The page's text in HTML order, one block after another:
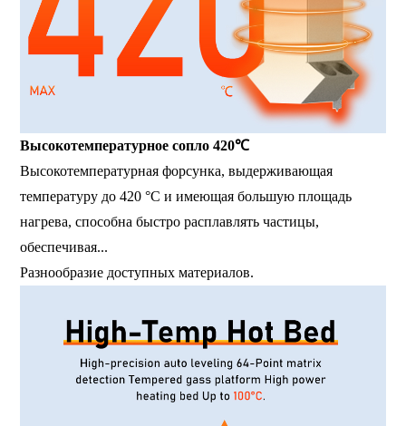
Высокотемпературное сопло 420℃
Высокотемпературная форсунка, выдерживающая
температуру до 420 °C и имеющая большую площадь
нагрева, способна быстро расплавлять частицы,
обеспечивая...
Разнообразие доступных материалов.